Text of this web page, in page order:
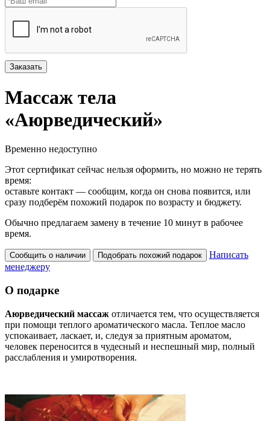
Заказать
Массаж тела
«Аюрведический»
Временно недоступно
Этот сертификат сейчас нельзя оформить, но можно не терять
время:
оставьте контакт — сообщим, когда он снова появится, или
сразу подберём похожий подарок по возрасту и бюджету.
Обычно предлагаем замену в течение 10 минут в рабочее
время.
Сообщить о наличии Подобрать похожий подарок
Написать
менеджеру
О подарке
Аюрведический массаж отличается тем, что осуществляется
при помощи теплого ароматического масла. Теплое масло
успокаивает, ласкает, и, следуя за приятным ароматом,
человек переносится в чудесный и неспешный мир, полный
расслабления и умиротворения.